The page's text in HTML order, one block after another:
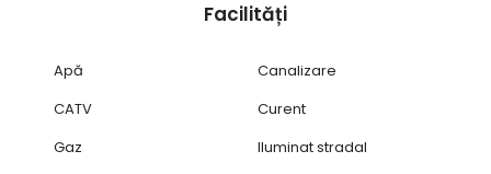
Facilități
Apă
Canalizare
CATV
Curent
Gaz
Iluminat stradal